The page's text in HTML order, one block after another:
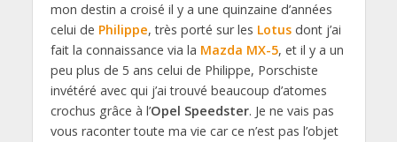
mon destin a croisé il y a une quinzaine d’années
celui de Philippe, très porté sur les Lotusdont j’ai
fait la connaissance via la Mazda MX-5, et il y a un
peu plus de 5 ans celui de Philippe, Porschiste
invétéré avec qui j’ai trouvé beaucoup d’atomes
crochus grâce à l’Opel Speedster. Je ne vais pas
vous raconter toute ma vie car ce n’est pas l’objet